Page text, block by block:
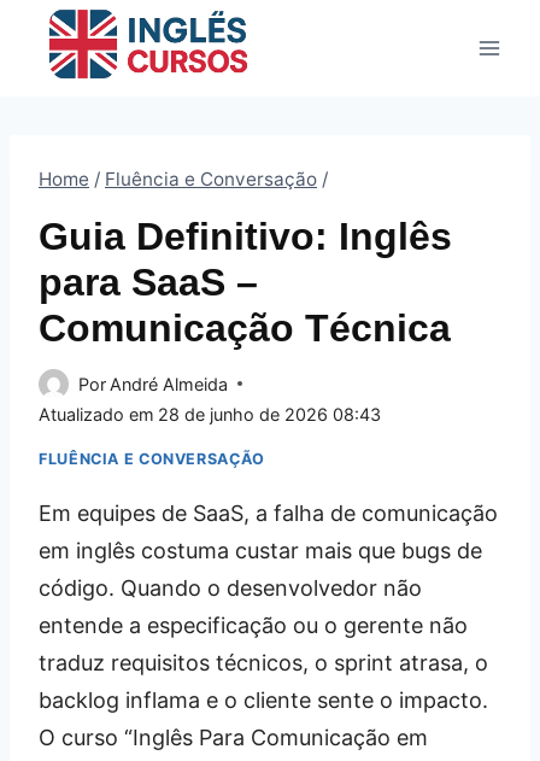
Home / Fluência e Conversação /
Guia Definitivo: Inglês
para SaaS –
Comunicação Técnica
Por André Almeida
Atualizado em 28 de junho de 2026 08:43
FLUÊNCIA E CONVERSAÇÃO
Em equipes de SaaS, a falha de comunicação
em inglês costuma custar mais que bugs de
código. Quando o desenvolvedor não
entende a especificação ou o gerente não
traduz requisitos técnicos, o sprint atrasa, o
backlog inflama e o cliente sente o impacto.
O curso “Inglês Para Comunicação em